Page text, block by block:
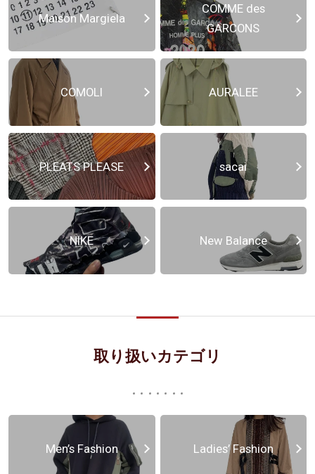
Maison Margiela
COMME des
GARCONS
COMOLI AURALEE
PLEATS PLEASE sacai
NIKE New Balance
取り扱いカテゴリ
Men’s Fashion Ladies’ Fashion